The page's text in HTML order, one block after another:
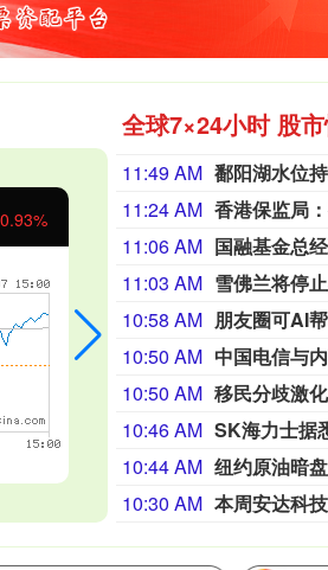
1.01% 创业板指
全球7×24小时 股
11:49 AM 鄱阳湖水位
11:24 AM 香港保监局
11:06 AM 国融基金总
11:03 AM 雪佛兰将停
10:58 AM 朋友圈可AI
10:50 AM 中国电信与
10:50 AM 移民分歧激
10:46 AM SK海力士据
10:44 AM 纽约原油暗
10:30 AM